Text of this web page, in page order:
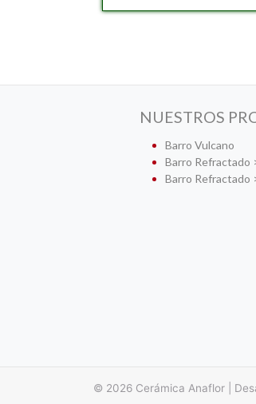
NUESTROS
Barro Vulcano
Barro Refractado
Barro Refractado
© 2026 Cerámica Anaflor